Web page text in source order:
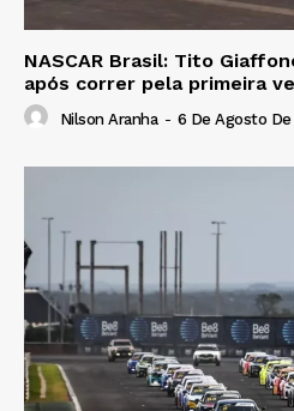
NASCAR Brasil: Tito
após correr pela primeira
Nilson Aranha - 6 De Agosto